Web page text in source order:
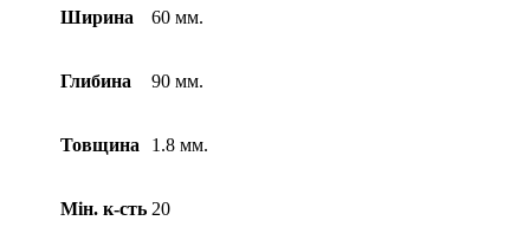
Ширина 60 мм.
Глибина 90 мм.
Товщина 1.8 мм.
Мін. к-сть 20